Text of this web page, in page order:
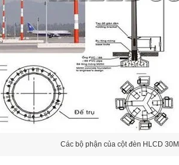
Các bộ phận của cột đèn HLCD 30M